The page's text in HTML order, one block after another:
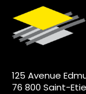
125 Avenue
76 800 Saint-